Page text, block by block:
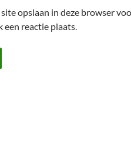
opslaan in deze browser
een reactie plaats.